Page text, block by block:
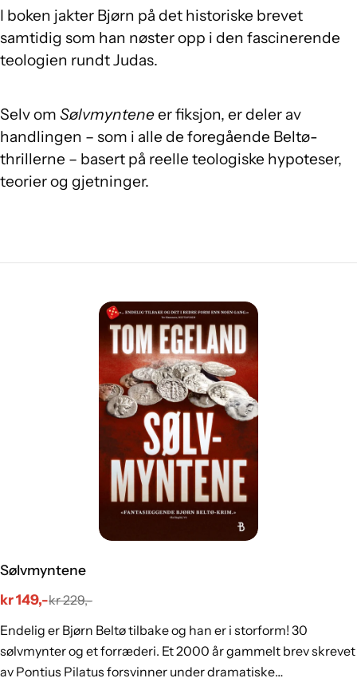
I boken jakter Bjørn på det historiske brevet
samtidig som han nøster opp i den fascinerende
teologien rundt Judas.
Selv om Sølvmynteneer fiksjon, er deler av
handlingen – som i alle de foregående Beltø-
thrillerne – basert på reelle teologiske hypoteser,
teorier og gjetninger.
Sølvmyntene
Salgs
pris
kr 149,-
Vanlig
pris
kr 229,-
Endelig er Bjørn Beltø tilbake og han er i storform! 30
sølvmynter og et forræderi. Et 2000 år gammelt brev skrevet
av Pontius Pilatus forsvinner under dramatiske